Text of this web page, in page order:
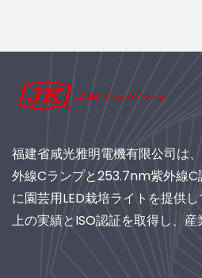
福建省咸光雅明電機有限公司は
外線Cランプと253.7nm紫外線C
に園芸用LED栽培ライトを提供
上の実績とISO認証を取得し、産